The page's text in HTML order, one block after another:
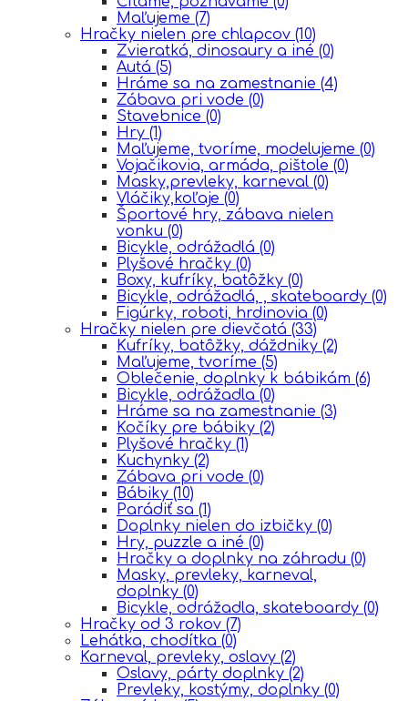
Maľujeme (7)
Hračky nielen pre chlapcov (10)
Zvieratká, dinosaury a iné (0)
Autá (5)
Hráme sa na zamestnanie (4)
Zábava pri vode (0)
Stavebnice (0)
Hry (1)
Maľujeme, tvoríme, modelujeme (0)
Vojačikovia, armáda, pištole (0)
Masky,prevleky, karneval (0)
Vláčiky,koľaje (0)
Športové hry, zábava nielen
vonku (0)
Bicykle, odrážadlá (0)
Plyšové hračky (0)
Boxy, kufríky, batôžky (0)
Bicykle, odrážadlá, , skateboardy (0)
Figúrky, roboti, hrdinovia (0)
Hračky nielen pre dievčatá (33)
Kufríky, batôžky, dáždniky (2)
Maľujeme, tvoríme (5)
Oblečenie, doplnky k bábikám (6)
Bicykle, odrážadla (0)
Hráme sa na zamestnanie (3)
Kočíky pre bábiky (2)
Plyšové hračky (1)
Kuchynky (2)
Zábava pri vode (0)
Bábiky (10)
Parádiť sa (1)
Doplnky nielen do izbičky (0)
Hry, puzzle a iné (0)
Hračky a doplnky na záhradu (0)
Masky, prevleky, karneval,
doplnky (0)
Bicykle, odrážadla, skateboardy (0)
Hračky od 3 rokov (7)
Lehátka, chodítka (0)
Karneval, prevleky, oslavy (2)
Oslavy, párty doplnky (2)
Prevleky, kostýmy, doplnky (0)